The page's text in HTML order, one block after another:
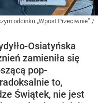
odcinku „Wpost Przeciwnie” /
Osiatyńska
zamieniła się
pop-
to,
Świątek, nie jest